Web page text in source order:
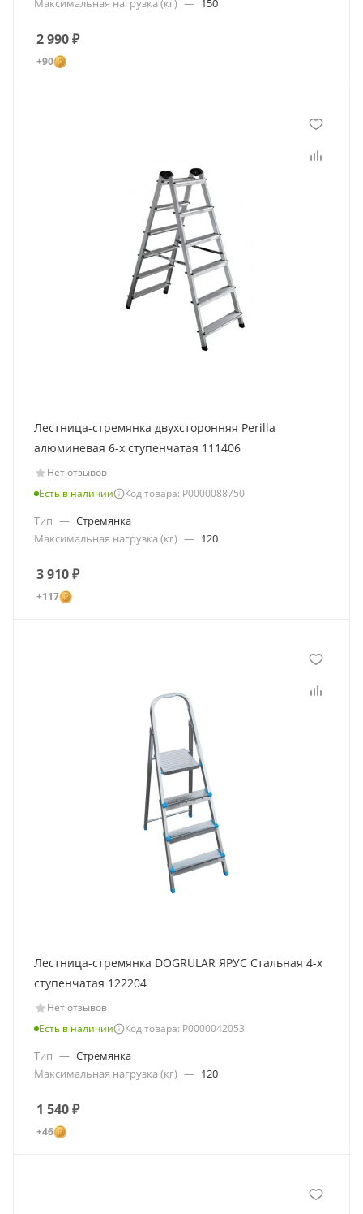
Максимальная нагрузка (кг) — 150
2 990₽
+90
Лестница-стремянка двухсторонняя Perilla
алюминевая 6-х ступенчатая 111406
Нет отзывов
Есть в наличии
Код товара: Р0000088750
Тип — Стремянка
Максимальная нагрузка (кг) — 120
3 910₽
+117
Лестница-стремянка DOGRULAR ЯРУС Стальная 4-х
ступенчатая 122204
Нет отзывов
Есть в наличии
Код товара: Р0000042053
Тип — Стремянка
Максимальная нагрузка (кг) — 120
1 540₽
+46